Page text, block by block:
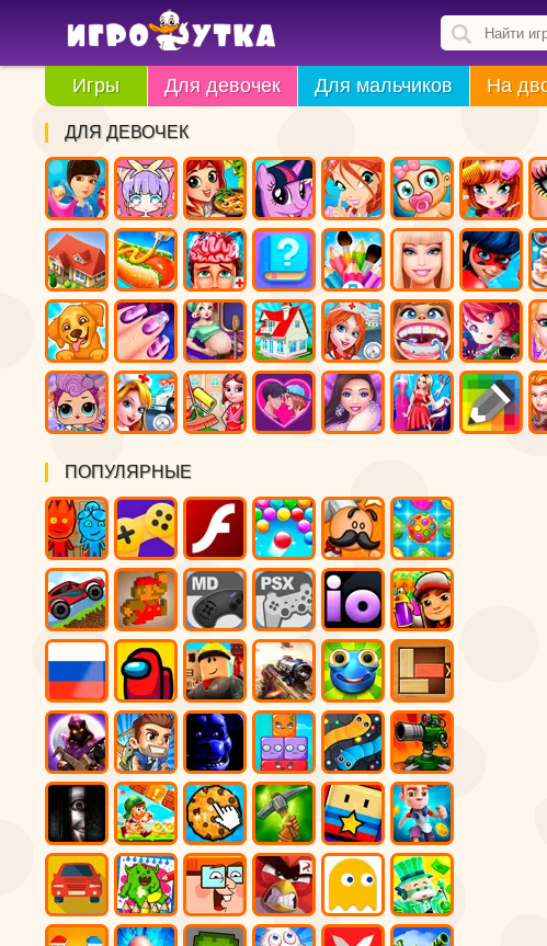
Игры Для девочек Для мальчиков На
ДЛЯ ДЕВОЧЕК
ПОПУЛЯРНЫЕ